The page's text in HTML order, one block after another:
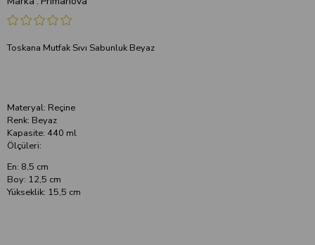
Toskana Mutfak Sıvı Sabunluk Beyaz
Materyal: Reçine
Renk: Beyaz
Kapasite: 440 ml
Ölçüleri:
En: 8,5 cm
Boy: 12,5 cm
Yükseklik: 15,5 cm